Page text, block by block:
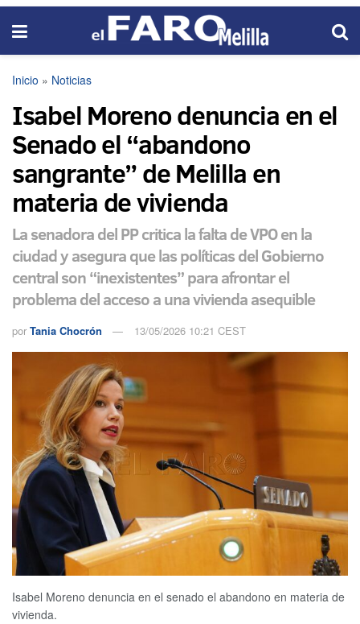
Inicio » Noticias
Isabel Moreno denuncia en el
Senado el “abandono
sangrante” de Melilla en
materia de vivienda
La senadora del PP critica la falta de VPO en la
ciudad y asegura que las políticas del Gobierno
central son “inexistentes” para afrontar el
problema del acceso a una vivienda asequible
por Tania Chocrón 13/05/2026 10:21 CEST
Isabel Moreno denuncia en el senado el abandono en materia de
vivienda.